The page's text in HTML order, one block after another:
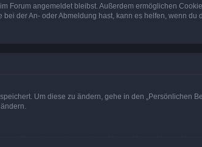
Forum angemeldet bleibst. Außerdem ermöglichen
der An- oder Abmeldung hast, kann es helfen, wenn du
Um diese zu ändern, gehe in den „Persönlichen